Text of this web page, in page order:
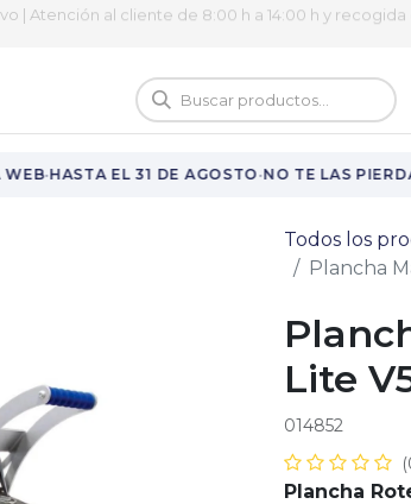
| Atención al cliente de 8:00 h a 14:00 h y
Vuelta al cole
·HASTA EL 31 DE AGOSTO·NO TE LAS
Todos los
Plancha
Lite
014852
Plancha